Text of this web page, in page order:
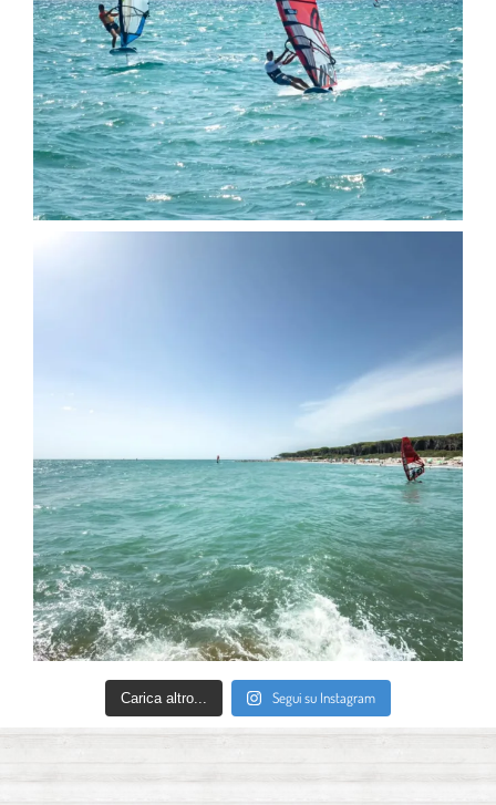
Carica altro... Segui su Instagram